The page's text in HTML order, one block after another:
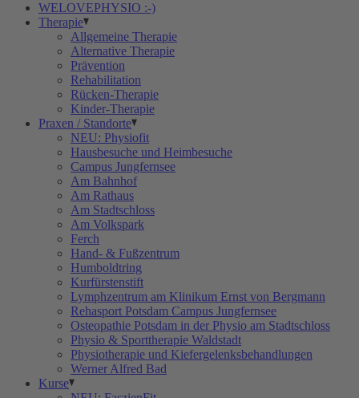
WELOVEPHYSIO :-)
Therapie
Allgemeine Therapie
Alternative Therapie
Prävention
Rehabilitation
Rücken-Therapie
Kinder-Therapie
Praxen / Standorte
NEU: Physiofit
Hausbesuche und Heimbesuche
Campus Jungfernsee
Am Bahnhof
Am Rathaus
Am Stadtschloss
Am Volkspark
Ferch
Hand- & Fußzentrum
Humboldtring
Kurfürstenstift
Lymphzentrum am Klinikum Ernst von Bergmann
Rehasport Potsdam Campus Jungfernsee
Osteopathie Potsdam in der Physio am Stadtschloss
Physio & Sporttherapie Waldstadt
Physiotherapie und Kiefergelenksbehandlungen
Werner Alfred Bad
Kurse